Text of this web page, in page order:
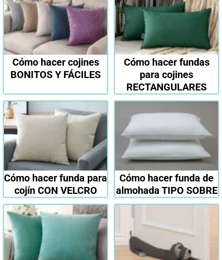
Cómo hacer cojines
BONITOS Y FÁCILES
Cómo hacer fundas
para cojines
RECTANGULARES
Cómo hacer funda para
cojín CON VELCRO
Cómo hacer funda de
almohada TIPO SOBRE